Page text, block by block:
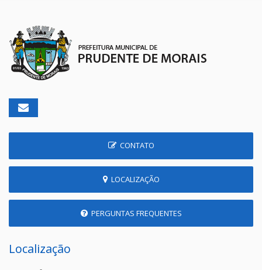
CONTATO
LOCALIZAÇÃO
PERGUNTAS FREQUENTES
Localização